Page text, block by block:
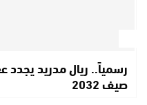
رسمياً.. ريال مدريد
صيف 2032